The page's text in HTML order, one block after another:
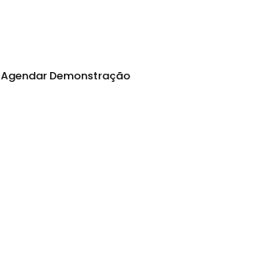
Agendar Demonstração